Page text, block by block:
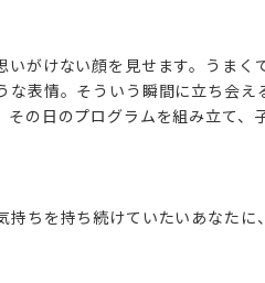
がけない顔を見せます。うまく
表情。そういう瞬間に立ち会え
の日のプログラムを組み立て、
ちを持ち続けていたいあなたに